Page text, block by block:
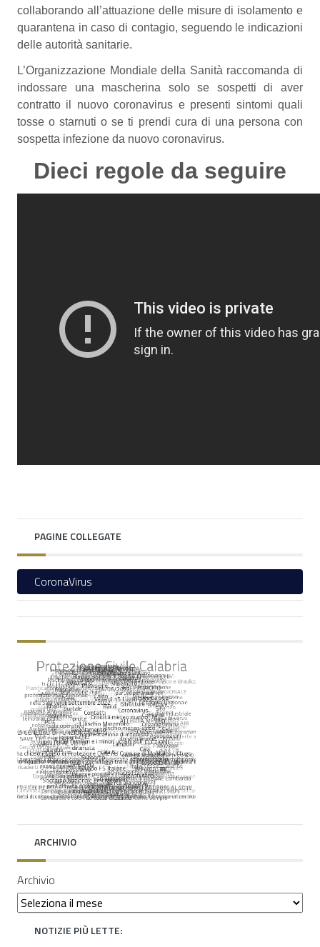
collaborando all’attuazione delle misure di isolamento e
quarantena in caso di contagio, seguendo le indicazioni
delle autorità sanitarie.
L’Organizzazione Mondiale della Sanità raccomanda di
indossare una mascherina solo se sospetti di aver
contratto il nuovo coronavirus e presenti sintomi quali
tosse o starnuti o se ti prendi cura di una persona con
sospetta infezione da nuovo coronavirus.
Dieci regole da seguire
PAGINE COLLEGATE
CoronaVirus
ARCHIVIO
Archivio
NOTIZIE PIÙ LETTE: